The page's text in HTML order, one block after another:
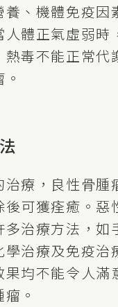
、機體免疫因
體正氣虛弱時
毒不能正常代
治療，良性骨腫
可獲痊癒。惡
多治療方法，如
治療及免疫治
均不能令人滿
瘤。